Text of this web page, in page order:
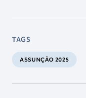
TAGS
ASSUNÇÃO 2025